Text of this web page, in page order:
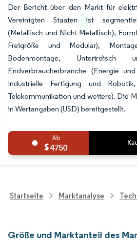
Der Bericht über den Markt für
Vereinigten Staaten ist
(Metallisch und Nicht-Metallisch),
Freigröße und Modular),
Bodenmontage, Unterirdisch
Endverbraucherbranche (Energie
Industrielle Fertigung und
Telekommunikation und weitere). Die
in Wertangaben (USD) bereitgestellt.
4750
Startseite Marktanalyse
Größe und Marktanteil des